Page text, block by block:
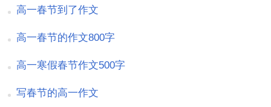
高一春节到了作文
高一春节的作文800字
高一寒假春节作文500字
写春节的高一作文